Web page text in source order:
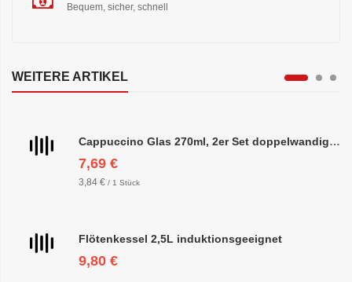
Bequem, sicher, schnell
WEITERE ARTIKEL
Cappuccino Glas 270ml, 2er Set doppelwandig, ca. 8,5 x 10cm
7,69 €
3,84 € / 1 Stück
Flötenkessel 2,5L induktionsgeeignet
9,80 €